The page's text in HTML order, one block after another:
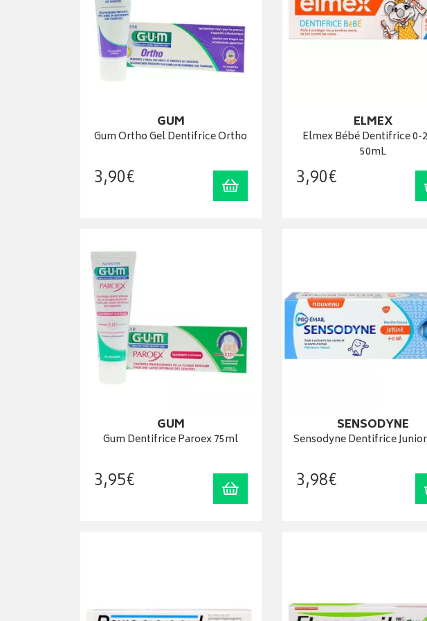
GUM
Gum Ortho Gel Dentifrice Ortho
3,90€ Ajouter au panier
ELMEX
Elmex Bébé Dentifrice 0-
50mL
3,90€
GUM
Gum Dentifrice Paroex 75ml
3,95€ Ajouter au panier
SENSODYNE
Sensodyne Dentifrice
3,98€